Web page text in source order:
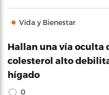
Vida y Bienestar
Hallan una vía oculta
colesterol alto
hígado
0